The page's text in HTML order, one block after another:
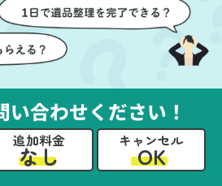
だ
た
必
ら
心
作
を
る
潔
壁や床を傷つけないよう
に細心の注意を払ってい
ただき、家全体がスムー
ズに片付いていくのがと
業が終わった後には、こ
ちらからお願いしなくて
も部屋を簡単に清掃して
いただけたのも好印象で
した。
い合わせください！
追加料金
なし
キャンセル
OK